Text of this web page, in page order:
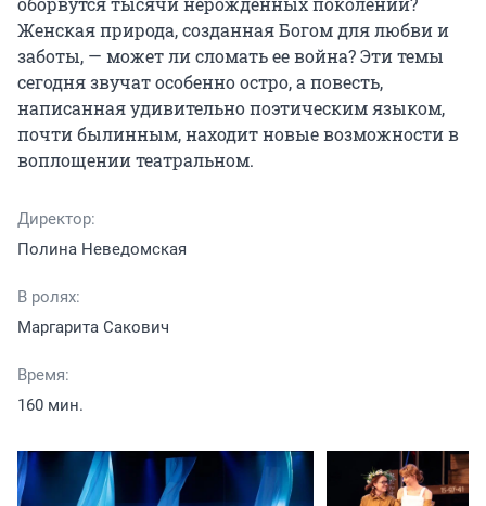
Женская природа, созданная Богом для любви и
заботы, — может ли сломать ее война? Эти темы
сегодня звучат особенно остро, а повесть,
написанная удивительно поэтическим языком,
почти былинным, находит новые возможности в
воплощении театральном.
Директор:
Полина Неведомская
В ролях:
Маргарита Сакович
Время:
160 мин.